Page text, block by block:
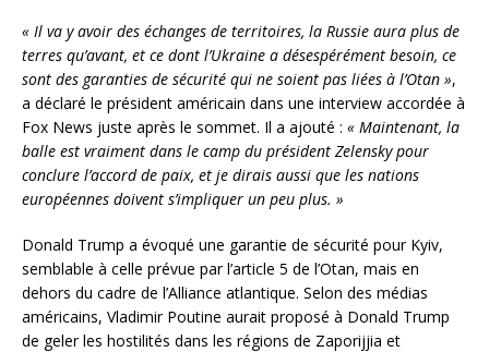
« Il va y avoir des échanges de territoires, la Russie aura plus de
terres qu’avant, et ce dont l’Ukraine a désespérément besoin, ce
sont des garanties de sécurité qui ne soient pas liées à l’Otan »,
a déclaré le président américain dans une interview accordée à
Fox News juste après le sommet. Il a ajouté : « Maintenant, la
balle est vraiment dans le camp du président Zelensky pour
conclure l’accord de paix, et je dirais aussi que les nations
européennes doivent s’impliquer un peu plus. »
Donald Trump a évoqué une garantie de sécurité pour Kyiv,
semblable à celle prévue par l’article 5 de l’Otan, mais en
dehors du cadre de l’Alliance atlantique. Selon des médias
américains, Vladimir Poutine aurait proposé à Donald Trump
de geler les hostilités dans les régions de Zaporijjia et